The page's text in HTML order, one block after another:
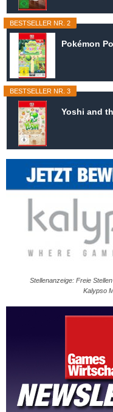
BESTSELLER NR. 2
Pokémon
BESTSELLER NR. 3
Yoshi and
Stellenanzeige: Freie
Kalypso